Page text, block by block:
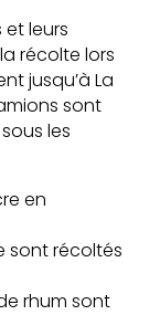
et leurs
récolte lors
jusqu’à La
sont
les
en
sont récoltés
rhum sont